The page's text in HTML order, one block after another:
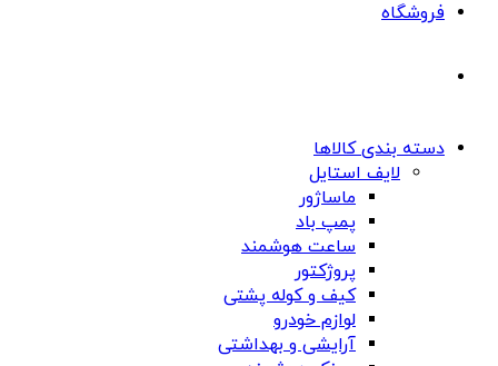
فروشگاه
دسته بندی کالاها
لایف استایل
ماساژور
پمپ باد
ساعت هوشمند
پروژکتور
کیف و کوله پشتی
لوازم خودرو
آرایشی و بهداشتی